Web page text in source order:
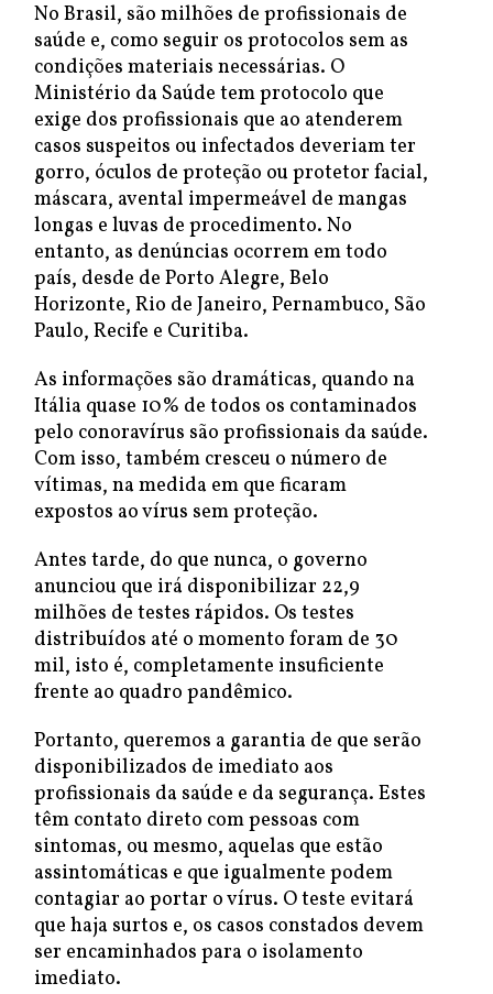
No Brasil, são milhões de profissionais de
saúde e, como seguir os protocolos sem as
condições materiais necessárias. O
Ministério da Saúde tem protocolo que
exige dos profissionais que ao atenderem
casos suspeitos ou infectados deveriam ter
gorro, óculos de proteção ou protetor facial,
máscara, avental impermeável de mangas
longas e luvas de procedimento. No
entanto, as denúncias ocorrem em todo
país, desde de Porto Alegre, Belo
Horizonte, Rio de Janeiro, Pernambuco, São
Paulo, Recife e Curitiba.
As informações são dramáticas, quando na
Itália quase 10% de todos os contaminados
pelo conoravírus são profissionais da saúde.
Com isso, também cresceu o número de
vítimas, na medida em que ficaram
expostos ao vírus sem proteção.
Antes tarde, do que nunca, o governo
anunciou que irá disponibilizar 22,9
milhões de testes rápidos. Os testes
distribuídos até o momento foram de 30
mil, isto é, completamente insuficiente
frente ao quadro pandêmico.
Portanto, queremos a garantia de que serão
disponibilizados de imediato aos
profissionais da saúde e da segurança. Estes
têm contato direto com pessoas com
sintomas, ou mesmo, aquelas que estão
assintomáticas e que igualmente podem
contagiar ao portar o vírus. O teste evitará
que haja surtos e, os casos constados devem
ser encaminhados para o isolamento
imediato.